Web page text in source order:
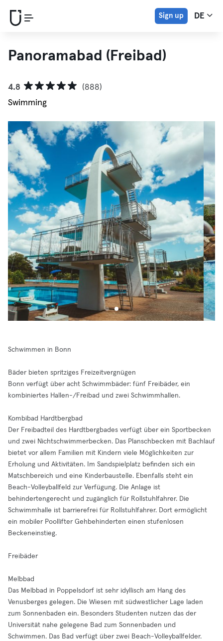
Sign up DE
Panoramabad (Freibad)
4.8
(888)
Swimming
Schwimmen in Bonn
Bäder bieten spritziges Freizeitvergnügen
Bonn verfügt über acht Schwimmbäder: fünf Freibäder, ein
kombiniertes Hallen-/Freibad und zwei Schwimmhallen.
Kombibad Hardtbergbad
Der Freibadteil des Hardtbergbades verfügt über ein Sportbecken
und zwei Nichtschwimmerbecken. Das Planschbecken mit Bachlauf
bietet vor allem Familien mit Kindern viele Möglichkeiten zur
Erholung und Aktivitäten. Im Sandspielplatz befinden sich ein
Matschbereich und eine Kinderbaustelle. Ebenfalls steht ein
Beach-Volleyballfeld zur Verfügung. Die Anlage ist
behindertengerecht und zugänglich für Rollstuhlfahrer. Die
Schwimmhalle ist barrierefrei für Rollstuhlfahrer. Dort ermöglicht
ein mobiler Poollifter Gehbehinderten einen stufenlosen
Beckeneinstieg.
Freibäder
Melbbad
Das Melbbad in Poppelsdorf ist sehr idyllisch am Hang des
Venusberges gelegen. Die Wiesen mit südwestlicher Lage laden
zum Sonnenbaden ein. Besonders Studenten nutzen das der
Universität nahe gelegene Bad zum Sonnenbaden und
Schwimmen. Das Bad verfügt über zwei Beach-Volleyballfelder.